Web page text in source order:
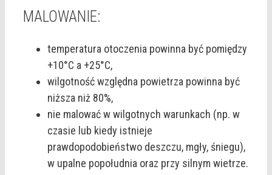
MALOWANIE:
temperatura otoczenia powinna być pomiędzy
+10°C a +25°C,
wilgotność względna powietrza powinna być
niższa niż 80%,
nie malować w wilgotnych warunkach (np. w
czasie lub kiedy istnieje
prawdopodobieństwo deszczu, mgły, śniegu),
w upalne popołudnia oraz przy silnym wietrze.